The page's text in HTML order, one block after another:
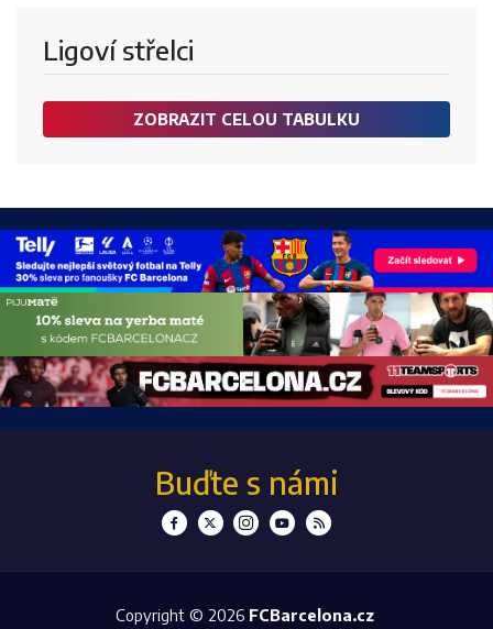
Ligoví střelci
ZOBRAZIT CELOU TABULKU
Buďte s námi
Copyright © 2026 FCBarcelona.cz